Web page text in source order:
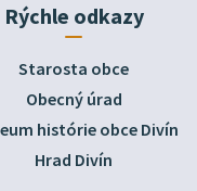
Rýchle odkazy
Starosta obce
Obecný úrad
histórie obce Divín
Hrad Divín